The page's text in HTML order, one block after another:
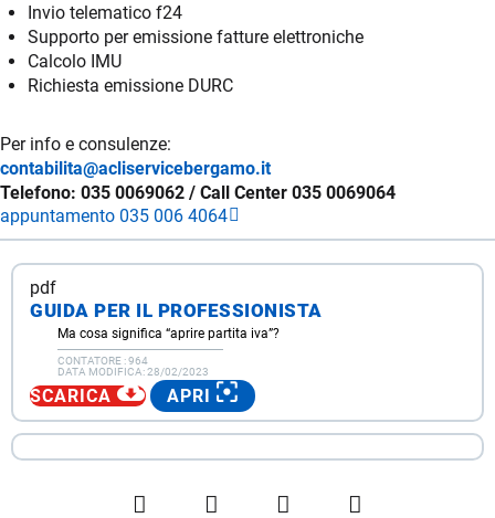
Invio telematico f24
Supporto per emissione fatture elettroniche
Calcolo IMU
Richiesta emissione DURC
Per info e consulenze:
contabilita@acliservicebergamo.it
Telefono: 035 0069062 / Call Center 035 0069064
appuntamento 035 006 4064
pdf
GUIDA PER IL PROFESSIONISTA
Ma cosa significa “aprire partita iva”?
CONTATORE :964
DATA MODIFICA:28/02/2023
SCARICA APRI
Facebook LinkedIn